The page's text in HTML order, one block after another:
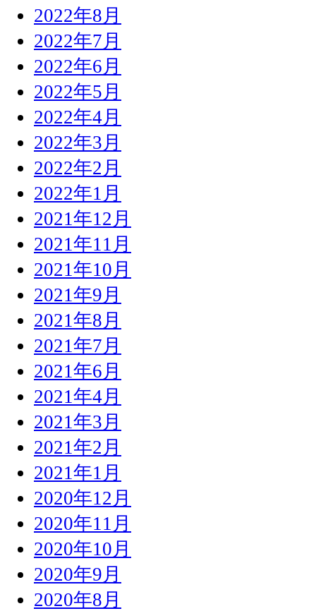
2022年8月
2022年7月
2022年6月
2022年5月
2022年4月
2022年3月
2022年2月
2022年1月
2021年12月
2021年11月
2021年10月
2021年9月
2021年8月
2021年7月
2021年6月
2021年4月
2021年3月
2021年2月
2021年1月
2020年12月
2020年11月
2020年10月
2020年9月
2020年8月